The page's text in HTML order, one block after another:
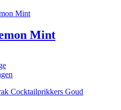
Mint